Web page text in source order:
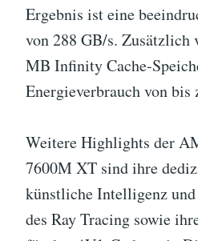
Ergebnis ist eine
von 288 GB/s. Zusätzlich
MB Infinity Cache-
Energieverbrauch von bis
Weitere Highlights der
7600M XT sind ihre
künstliche Intelligenz
des Ray Tracing sowie